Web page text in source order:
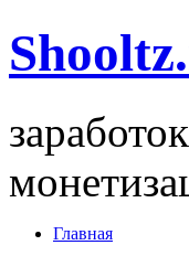
Главная